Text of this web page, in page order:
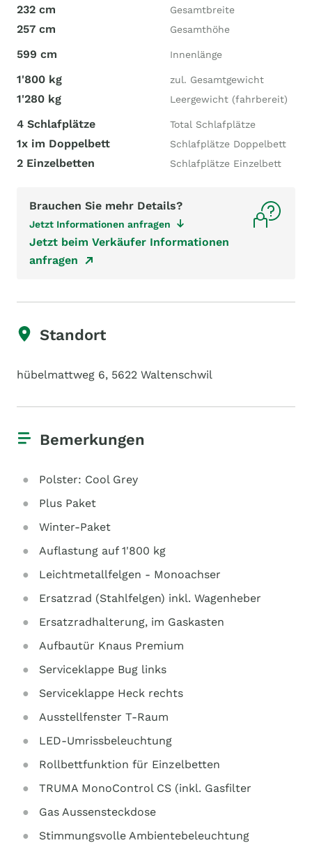
232 cm Gesamtbreite
257 cm Gesamthöhe
599 cm Innenlänge
1'800 kg zul. Gesamtgewicht
1'280 kg Leergewicht (fahrbereit)
4 Schlafplätze Total Schlafplätze
1x im Doppelbett Schlafplätze Doppelbett
2 Einzelbetten Schlafplätze Einzelbett
Brauchen Sie mehr Details?
Jetzt Informationen anfragen
Jetzt beim Verkäufer Informationen
anfragen
Standort
hübelmattweg 6, 5622 Waltenschwil
Bemerkungen
Polster: Cool Grey
Plus Paket
Winter-Paket
Auflastung auf 1'800 kg
Leichtmetallfelgen - Monoachser
Ersatzrad (Stahlfelgen) inkl. Wagenheber
Ersatzradhalterung, im Gaskasten
Aufbautür Knaus Premium
Serviceklappe Bug links
Serviceklappe Heck rechts
Ausstellfenster T-Raum
LED-Umrissbeleuchtung
Rollbettfunktion für Einzelbetten
TRUMA MonoControl CS (inkl. Gasfilter
Gas Aussensteckdose
Stimmungsvolle Ambientebeleuchtung